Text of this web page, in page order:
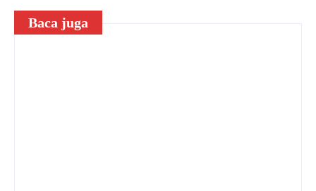
Baca juga